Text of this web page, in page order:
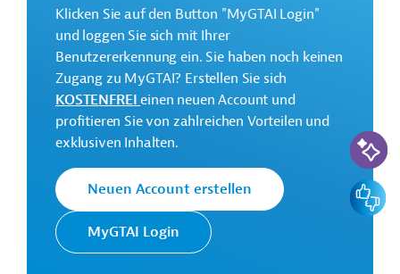
Deutsche
Internationale
Zusammenarbeit
(GIZ) GmbH
Die GIZ setzt im Auftrag der
Bundesregierung Projekte der
Technischen Zusammenarbeit (TZ)
vor allem in Entwicklungs- und
Schwellenländern um.
Kontakt: projektfruehinfo@giz.de
Armenien
Wirtschafts-, Außenwirtschaftsförderung
Klicken Sie auf den Button "MyGTAI Login"
und loggen Sie sich mit Ihrer
Benutzererkennung ein. Sie haben noch keinen
Zugang zu MyGTAI? Erstellen Sie sich
KOSTENFREIeinen neuen Account und
profitieren Sie von zahlreichen Vorteilen und
exklusiven Inhalten.
Neuen Account erstellen
MyGTAI Login
KI-